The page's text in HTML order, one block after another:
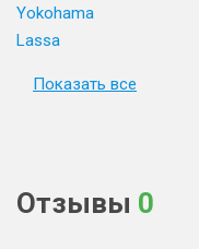
Yokohama
Lassa
Показать все
Отзывы 0